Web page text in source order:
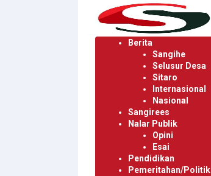
Langsung
Berita
Sangihe
Selusur Desa
Sitaro
Internasional
Nasional
Sangirees
Nalar Publik
Opini
Esai
Pendidikan
Pemeritahan/Politik